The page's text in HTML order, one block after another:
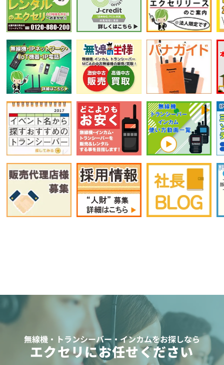
無線機・トランシーバー・インカムをお探しなら
エクセリにお任せください